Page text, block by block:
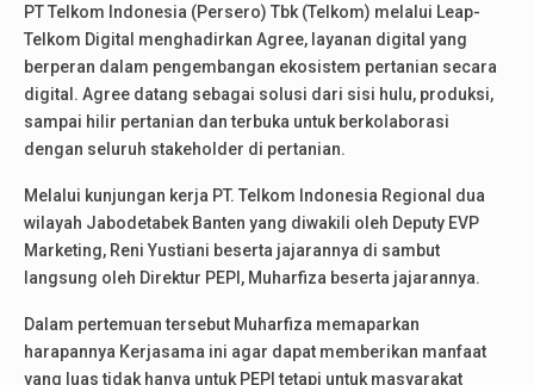
PT Telkom Indonesia (Persero) Tbk (Telkom) melalui Leap-
Telkom Digital menghadirkan Agree, layanan digital yang
berperan dalam pengembangan ekosistem pertanian secara
digital. Agree datang sebagai solusi dari sisi hulu, produksi,
sampai hilir pertanian dan terbuka untuk berkolaborasi
dengan seluruh stakeholder di pertanian.
Melalui kunjungan kerja PT. Telkom Indonesia Regional dua
wilayah Jabodetabek Banten yang diwakili oleh Deputy EVP
Marketing, Reni Yustiani beserta jajarannya di sambut
langsung oleh Direktur PEPI, Muharfiza beserta jajarannya.
Dalam pertemuan tersebut Muharfiza memaparkan
harapannya Kerjasama ini agar dapat memberikan manfaat
yang luas tidak hanya untuk PEPI tetapi untuk masyarakat